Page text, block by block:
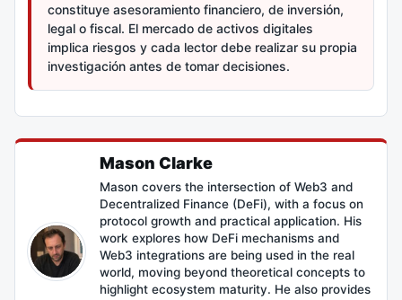
constituye asesoramiento financiero, de inversión,
legal o fiscal. El mercado de activos digitales
implica riesgos y cada lector debe realizar su propia
investigación antes de tomar decisiones.
Mason Clarke
Mason covers the intersection of Web3 and
Decentralized Finance (DeFi), with a focus on
protocol growth and practical application. His
work explores how DeFi mechanisms and
Web3 integrations are being used in the real
world, moving beyond theoretical concepts to
highlight ecosystem maturity. He also provides